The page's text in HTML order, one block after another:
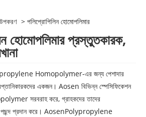
> পলিপ্রোপিলিন হোমোপলিমার
হোমোপলিমার প্রস্তুতকারক,
Homopolymer-এর জন্য পেশাদার
একজন। Aosen বিভিন্ন স্পেসিফিকেশন
সরবরাহ করে, গ্রাহকদের তাদের
পছন্দ প্রদান করে। AosenPolypropylene